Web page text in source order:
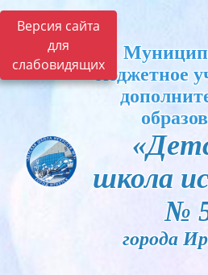
Версия сайта
для
слабовидящихбюджетное
школа
№
города